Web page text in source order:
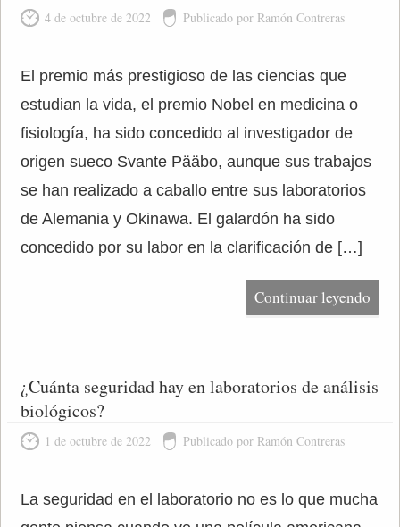
4 de octubre de 2022 Publicado por Ramón Contreras
El premio más prestigioso de las ciencias que
estudian la vida, el premio Nobel en medicina o
fisiología, ha sido concedido al investigador de
origen sueco Svante Pääbo, aunque sus trabajos
se han realizado a caballo entre sus laboratorios
de Alemania y Okinawa. El galardón ha sido
concedido por su labor en la clarificación de […]
Continuar leyendo
¿Cuánta seguridad hay en laboratorios de análisis
biológicos?
1 de octubre de 2022 Publicado por Ramón Contreras
La seguridad en el laboratorio no es lo que mucha